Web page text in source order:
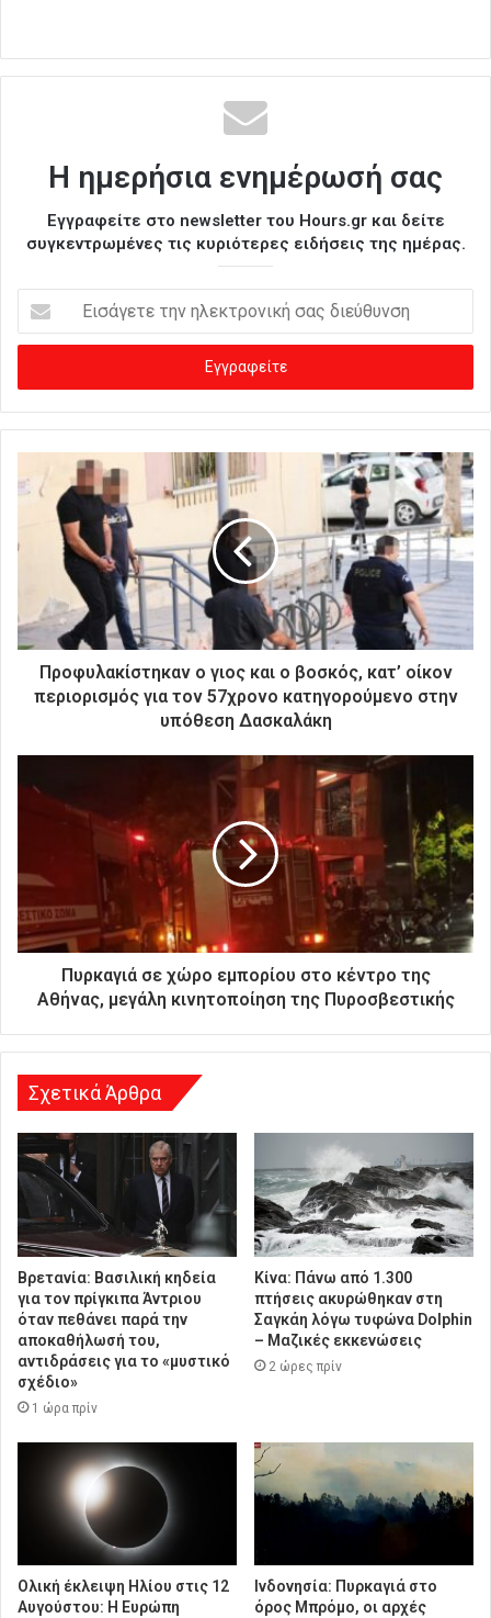
Η ημερήσια ενημέρωσή σας
Εγγραφείτε στο newsletter του Hours.gr και δείτε
συγκεντρωμένες τις κυριότερες ειδήσεις της ημέρας.
σ
γ
ε
τ
η
κ
τ
ή
δ
ε
ύ
σ
Προφυλακίστηκαν ο γιος και ο βοσκός, κατ’ οίκον
περιορισμός για τον 57χρονο κατηγορούμενο στην
υπόθεση Δασκαλάκη
Πυρκαγιά σε χώρο εμπορίου στο κέντρο της
Αθήνας, μεγάλη κινητοποίηση της Πυροσβεστικής
Σχετικά Άρθρα
Βρετανία: Βασιλική κηδεία
για τον πρίγκιπα Άντριου
όταν πεθάνει παρά την
αποκαθήλωσή του,
αντιδράσεις για το «μυστικό
σχέδιο»
1 ώρα πρίν
Κίνα: Πάνω από 1.300
πτήσεις ακυρώθηκαν στη
Σαγκάη λόγω τυφώνα Dolphin
– Μαζικές εκκενώσεις
2 ώρες πρίν
Ολική έκλειψη Ηλίου στις 12
Αυγούστου: Η Ευρώπη
Ινδονησία: Πυρκαγιά στο
όρος Μπρόμο, οι αρχές